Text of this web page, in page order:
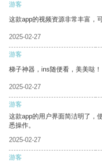
游客
这款app的视频资源非常丰富，
2025-02-27
游客
梯子神器，ins随便看，美美哒！
2025-02-27
游客
这款app的用户界面简洁明了，
悉操作。
2025-02-27
游客